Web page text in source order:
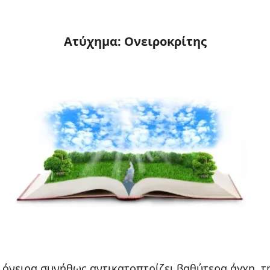
Ατύχημα: Ονειροκρίτης